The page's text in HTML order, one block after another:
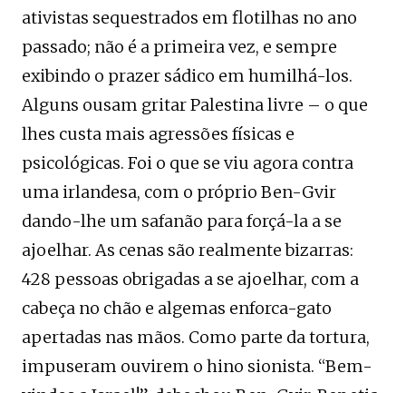
ativistas sequestrados em flotilhas no ano
passado; não é a primeira vez, e sempre
exibindo o prazer sádico em humilhá-los.
Alguns ousam gritar Palestina livre – o que
lhes custa mais agressões físicas e
psicológicas. Foi o que se viu agora contra
uma irlandesa, com o próprio Ben-Gvir
dando-lhe um safanão para forçá-la a se
ajoelhar. As cenas são realmente bizarras:
428 pessoas obrigadas a se ajoelhar, com a
cabeça no chão e algemas enforca-gato
apertadas nas mãos. Como parte da tortura,
impuseram ouvirem o hino sionista. “Bem-